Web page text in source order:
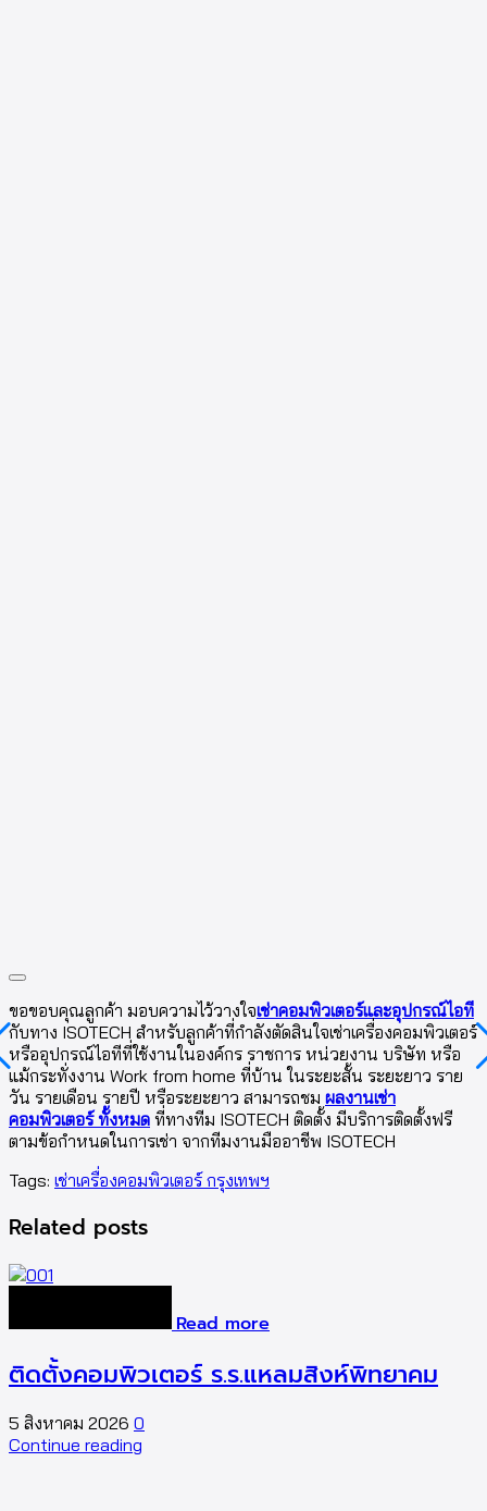
ขอขอบคุณลูกค้า มอบความไว้วางใจเช่าคอมพิวเตอร์และอุปกรณ์ไอที
กับทาง ISOTECH สำหรับลูกค้าที่กำลังตัดสินใจเช่าเครื่องคอมพิวเตอร์
หรืออุปกรณ์ไอทีที่ใช้งานในองค์กร ราชการ หน่วยงาน บริษัท หรือ
แม้กระทั่งงาน Work from home ที่บ้าน ในระยะสั้น ระยะยาว ราย
วัน รายเดือน รายปี หรือระยะยาว สามารถชม ผลงานเช่า
คอมพิวเตอร์ ทั้งหมด ที่ทางทีม ISOTECH ติดตั้ง มีบริการติดตั้งฟรี
ตามข้อกำหนดในการเช่า จากทีมงานมืออาชีพ ISOTECH
Tags: เช่าเครื่องคอมพิวเตอร์ กรุงเทพฯ
Related posts
Read more
ติดตั้งคอมพิวเตอร์ ร.ร.แหลมสิงห์พิทยาคม
5 สิงหาคม 2026 0
Continue reading